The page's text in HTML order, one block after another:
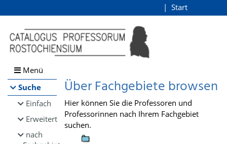
Browsen
direkt zum Inhalt
Start
Menü
Suche
Einfach
Erweitert
nach
Über Fachgebiete browsen
Hier können Sie die Professoren und
Professorinnen nach Ihrem Fachgebiet
suchen.